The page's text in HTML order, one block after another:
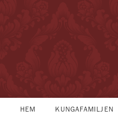
HEM KUNGAFAMILJEN